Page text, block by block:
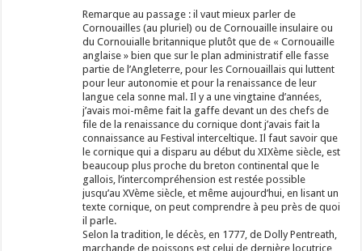
Remarque au passage : il vaut mieux parler de
Cornouailles (au pluriel) ou de Cornouaille insulaire ou
du Cornouialle britannique plutôt que de « Cornouaille
anglaise » bien que sur le plan administratif elle fasse
partie de l’Angleterre, pour les Cornouaillais qui luttent
pour leur autonomie et pour la renaissance de leur
langue cela sonne mal. Il y a une vingtaine d’années,
j’avais moi-même fait la gaffe devant un des chefs de
file de la renaissance du cornique dont j’avais fait la
connaissance au Festival interceltique. Il faut savoir que
le cornique qui a disparu au début du XIXème siècle, est
beaucoup plus proche du breton continental que le
gallois, l’intercompréhension est restée possible
jusqu’au XVème siècle, et même aujourd’hui, en lisant un
texte cornique, on peut comprendre à peu près de quoi
il parle.
Selon la tradition, le décès, en 1777, de Dolly Pentreath,
marchande de poissons est celui de dernière locutrice